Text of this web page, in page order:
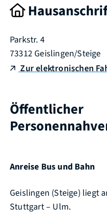
Parkstr. 4
73312 Geislingen/Steige
Zur elektronischen
Öffentlicher
Anreise Bus und Bahn
Geislingen (Steige) liegt
Stuttgart – Ulm.